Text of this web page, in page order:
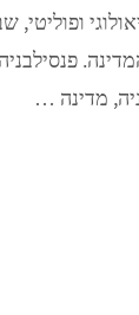
ופוליטי,
מדינה …